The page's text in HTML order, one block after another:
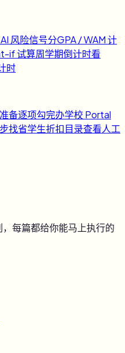
风险信号分GPA / WAM 计
if 试算周学期倒计时看
时
备逐项勾完办学校 Portal
找省学生折扣目录查看人工
每篇都给你能马上执行的